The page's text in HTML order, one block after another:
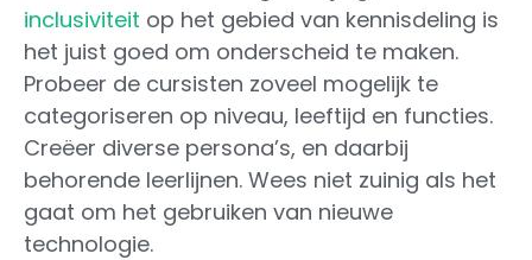
inclusiviteit op het gebied van kennisdeling is
het juist goed om onderscheid te maken.
Probeer de cursisten zoveel mogelijk te
categoriseren op niveau, leeftijd en functies.
Creëer diverse persona’s, en daarbij
behorende leerlijnen. Wees niet zuinig als het
gaat om het gebruiken van nieuwe
technologie.